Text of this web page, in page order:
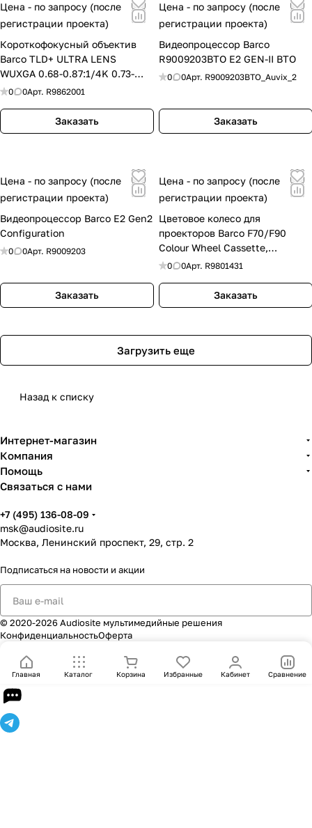
Цена - по запросу (после
регистрации проекта)
Короткофокусный объектив
Barco TLD+ ULTRA LENS
WUXGA 0.68-0.87:1/4K 0.73-
0.94:1
0 0Арт. R9862001
Заказать
Цена - по запросу (после
регистрации проекта)
Видеопроцессор Barco
R9009203BTO E2 GEN-II BTO
0 0Арт. R9009203BTO_Auvix_2
Заказать
Цена - по запросу (после
регистрации проекта)
Видеопроцессор Barco E2 Gen2
Configuration
0 0Арт. R9009203
Заказать
Цена - по запросу (после
регистрации проекта)
Цветовое колесо для
проекторов Barco F70/F90
Colour Wheel Cassette,
Brightness
0 0Арт. R9801431
Заказать
Загрузить еще
Назад к списку
Интернет-магазин
Компания
Помощь
Связаться с нами
+7 (495) 136-08-09
msk@audiosite.ru
Москва, Ленинский проспект, 29, стр. 2
Подписаться на новости и акции
© 2020-2026 Audiosite мультимедийные решения
КонфиденциальностьОферта
Главная Каталог Корзина Избранные Кабинет Сравнение